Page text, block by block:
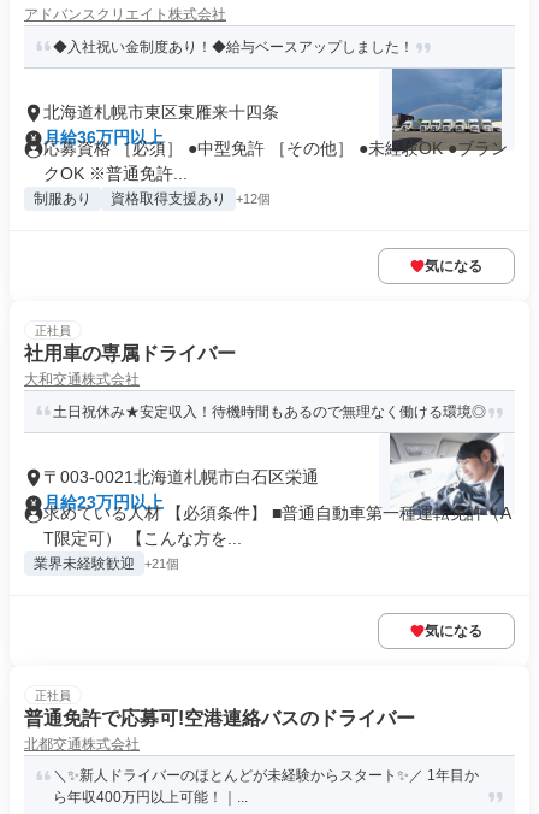
アドバンスクリエイト株式会社
◆入社祝い金制度あり！◆給与ベースアップしました！
北海道札幌市東区東雁来十四条
月給36万円以上
応募資格 ［必須］ ●中型免許 ［その他］ ●未経験OK ●ブラン
クOK ※普通免許...
制服あり 資格取得支援あり +12個
気になる
正社員
社用車の専属ドライバー
大和交通株式会社
土日祝休み★安定収入！待機時間もあるので無理なく働ける環境◎
〒003-0021北海道札幌市白石区栄通
月給23万円以上
求めている人材 【必須条件】 ■普通自動車第一種運転免許（A
T限定可） 【こんな方を...
業界未経験歓迎 +21個
気になる
正社員
普通免許で応募可!空港連絡バスのドライバー
北都交通株式会社
＼✨新人ドライバーのほとんどが未経験からスタート✨／ 1年目か
ら年収400万円以上可能！｜...